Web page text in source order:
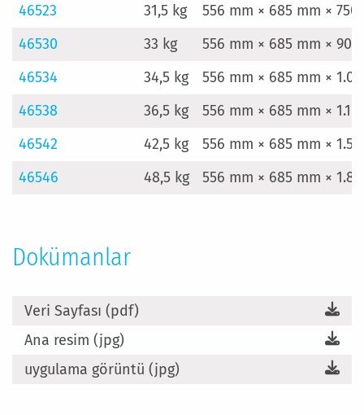
46523
31,5 kg
556 mm × 685 mm × 750
46530
33 kg
556 mm × 685 mm ×
46534
34,5 kg
556 mm × 685 mm ×
46538
36,5 kg
556 mm × 685 mm ×
46542
42,5 kg
556 mm × 685 mm ×
46546
48,5 kg 556 mm × 685 mm ×
Dokümanlar
Veri Sayfası (pdf)
Ana resim (jpg)
uygulama görüntü (jpg)